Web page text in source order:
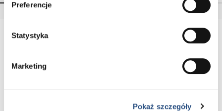
Preferencje
Statystyka
Marketing
Pokaż szczegóły